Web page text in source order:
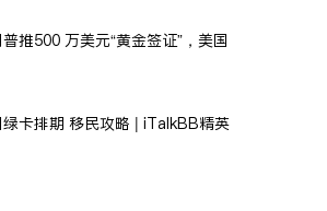
推500 万美元“黄金签证”，美国
卡排期 移民攻略 | iTalkBB精英